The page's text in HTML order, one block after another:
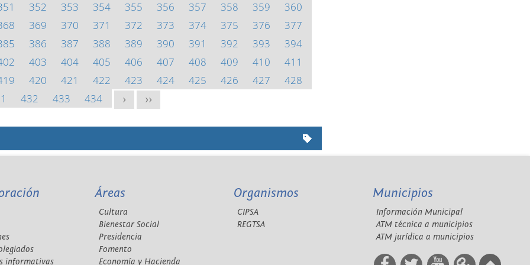
352 353 354 355 356 357 358 359
360
369 370 371 372 373 374 375 376
377
386 387 388 389 390 391 392 393
394
403 404 405 406 407 408 409 410
411
420 421 422 423 424 425 426 427
428
432 433 434 > >>
informativas
Áreas
Cultura
Bienestar Social
Presidencia
Fomento
Economía y Hacienda
Organismos
CIPSA
REGTSA
Municipios
Información Municipal
ATM técnica a municipios
ATM jurídica a municipios